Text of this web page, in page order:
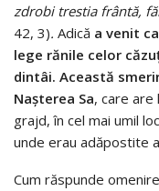
zdrobi trestia frântă, fă
42, 3). Adică a venit
lege rănile celor
dintâi. Această
Nașterea Sa, care
grajd, în cel mai umil
unde erau adăpostite
Cum răspunde